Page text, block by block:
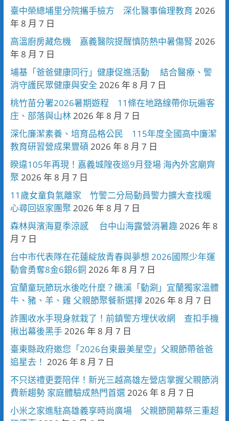
臺中榮總埔里分院攜手檢方 深化醫事倫理教育 2026
年 8 月 7 日
高溫廚房藏危機 嘉義醫院提醒慎防熱中暑傷腎 2026
年 8 月 7 日
埔基「爸爸健康同行」健康促進活動 結合醫療、警
消守護民眾健康與安全 2026 年 8 月 7 日
桃竹苗分署2026暑期遊程 11條在地路線帶你玩遍客
庄、部落與山林2026 年 8 月 7 日
深化廉潔素養、培育品格公民 115年度全國高中廉潔
教育研習營成果豐碩 2026 年 8 月 7 日
睽違105年再現！嘉義城隍夜巡9月登場 海內外宮廟齊
聚 2026 年 8 月 7 日
11歲女童負氣離家 竹警二分局動員警力擴大查找暖
心尋回返家團聚 2026 年 8 月 7 日
森林與濱海夏季涼感 台中山海露營消暑趣2026 年 8
月 7 日
台中市代表隊在花蓮綻放青春與夢想 2026國際少年運
動會勇奪8金6銀6銅 2026 年 8 月 7 日
宜蘭童玩節玩水後吃什麼？礁溪「動涮」宜蘭獨家溫體
牛、豬、羊、雞 父親節聚餐新選擇2026 年 8 月 7 日
詐團收水手現身就栽了！前鎮警方埋伏收網 查扣手機
揪出幕後黑手2026 年 8 月 7 日
臺東縣政府邀您「2026台東最美星空」父親節帶爸爸
追星去！ 2026 年 8 月 7 日
不只送禮更要陪伴！新光三越高雄左營店掌握父親節消
費新趨勢 家庭體驗成熱門首選2026 年 8 月 7 日
小米之家進駐高雄義享時尚廣場 父親節開幕祭三重超